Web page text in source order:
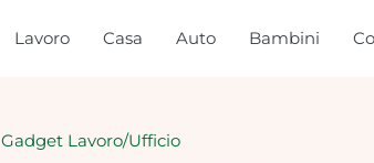
Lavoro Casa Auto Bambini
Gadget Lavoro/Ufficio